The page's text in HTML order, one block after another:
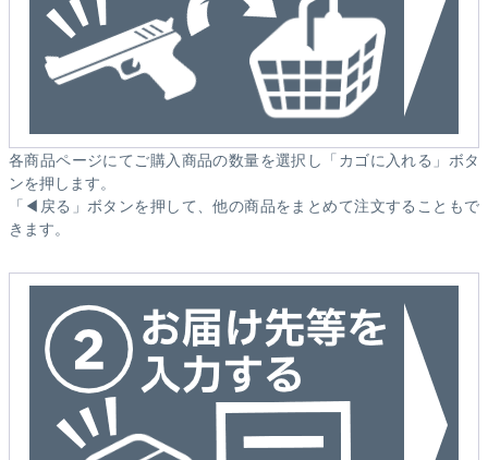
各商品ページにてご購入商品の数量を選択し「カゴに入れる」ボタ
ンを押します。
「◀戻る」ボタンを押して、他の商品をまとめて注文することもで
きます。